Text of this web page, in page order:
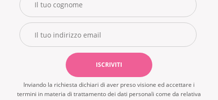
Inviando la richiesta dichiari di aver preso visione ed accettare i
termini in materia di trattamento dei dati personali come da relativa